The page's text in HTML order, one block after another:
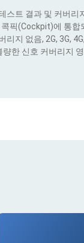
스트 결과 및 커버리
픽(Cockpit)에 통합
지 없음, 2G, 3G,
한 신호 커버리지